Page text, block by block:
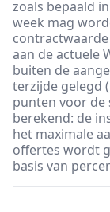
zoals bepaald
week mag
aan de actuele
buiten de
terzijde gelegd
punten voor
berekend: de
het maximale
offertes wordt
basis van